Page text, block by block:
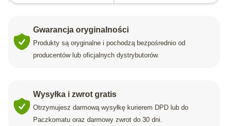
Gwarancja oryginalności
Produkty są oryginalne i pochodzą bezpośrednio od
producentów lub oficjalnych dystrybutorów.
Wysyłka i zwrot gratis
Otrzymujesz darmową wysyłkę kurierem DPD lub do
Paczkomatu oraz darmowy zwrot do 30 dni.